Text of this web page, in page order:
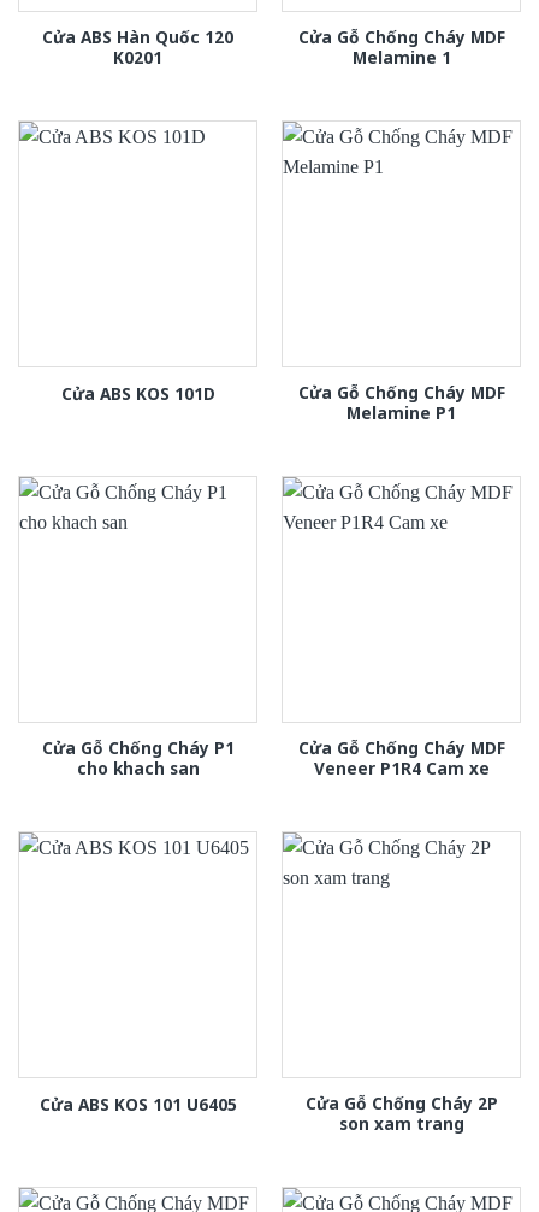
Cửa ABS Hàn Quốc 120
K0201
Cửa Gỗ Chống Cháy MDF
Melamine 1
Cửa ABS KOS 101D
Cửa Gỗ Chống Cháy MDF
Melamine P1
Cửa Gỗ Chống Cháy P1
cho khach san
Cửa Gỗ Chống Cháy MDF
Veneer P1R4 Cam xe
Cửa ABS KOS 101 U6405
Cửa Gỗ Chống Cháy 2P
son xam trang